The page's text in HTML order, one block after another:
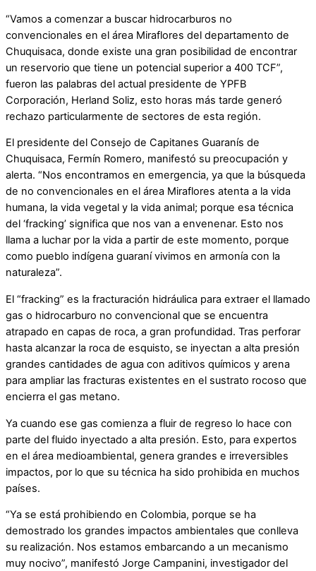
“Vamos a comenzar a buscar hidrocarburos no
convencionales en el área Miraflores del departamento de
Chuquisaca, donde existe una gran posibilidad de encontrar
un reservorio que tiene un potencial superior a 400 TCF”,
fueron las palabras del actual presidente de YPFB
Corporación, Herland Soliz, esto horas más tarde generó
rechazo particularmente de sectores de esta región.
El presidente del Consejo de Capitanes Guaranís de
Chuquisaca, Fermín Romero, manifestó su preocupación y
alerta. “Nos encontramos en emergencia, ya que la búsqueda
de no convencionales en el área Miraflores atenta a la vida
humana, la vida vegetal y la vida animal; porque esa técnica
del ‘fracking’ significa que nos van a envenenar. Esto nos
llama a luchar por la vida a partir de este momento, porque
como pueblo indígena guaraní vivimos en armonía con la
naturaleza”.
El “fracking” es la fracturación hidráulica para extraer el llamado
gas o hidrocarburo no convencional que se encuentra
atrapado en capas de roca, a gran profundidad. Tras perforar
hasta alcanzar la roca de esquisto, se inyectan a alta presión
grandes cantidades de agua con aditivos químicos y arena
para ampliar las fracturas existentes en el sustrato rocoso que
encierra el gas metano.
Ya cuando ese gas comienza a fluir de regreso lo hace con
parte del fluido inyectado a alta presión. Esto, para expertos
en el área medioambiental, genera grandes e irreversibles
impactos, por lo que su técnica ha sido prohibida en muchos
países.
“Ya se está prohibiendo en Colombia, porque se ha
demostrado los grandes impactos ambientales que conlleva
su realización. Nos estamos embarcando a un mecanismo
muy nocivo”, manifestó Jorge Campanini, investigador del